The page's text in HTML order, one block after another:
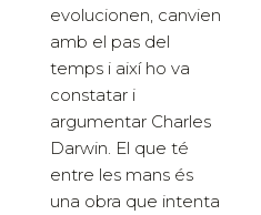
evolucionen, canvien
amb el pas del
temps i així ho va
constatar i
argumentar Charles
Darwin. El que té
entre les mans és
una obra que intenta